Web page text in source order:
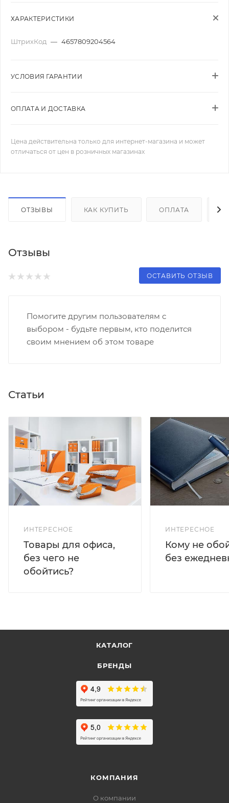
ХАРАКТЕРИСТИКИ
ШтрихКод — 4657809204564
УСЛОВИЯ ГАРАНТИИ
ОПЛАТА И ДОСТАВКА
Цена действительна только для интернет-магазина и может
отличаться от цен в розничных магазинах
ОТЗЫВЫ КАК КУПИТЬ ОПЛАТА
Отзывы
ОСТАВИТЬ ОТЗЫВ
Помогите другим пользователям с
выбором - будьте первым, кто поделится
своим мнением об этом товаре
Статьи
ИНТЕРЕСНОЕ
Товары для офиса,
без чего не
обойтись?
ИНТЕРЕСНОЕ
Кому не
без
КАТАЛОГ
БРЕНДЫ
КОМПАНИЯ
О компании